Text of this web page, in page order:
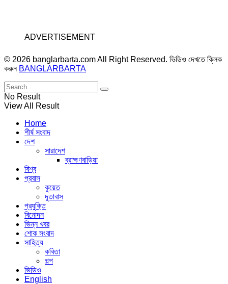
ADVERTISEMENT
© 2026 banglarbarta.com All Right Reserved. ভিডিও দেখতে ক্লিক
করুন BANGLARBARTA
No Result
View All Result
Home
শীর্ষ সংবাদ
দেশ
সারাদেশ
ব্রাহ্মণবাড়িয়া
বিশ্ব
প্রবাস
কুয়েত
দূতাবাস
প্রযুক্তি
বিনোদন
ভিন্ন খবর
শোক সংবাদ
সাহিত্য
কবিতা
গল্প
ভিডিও
English